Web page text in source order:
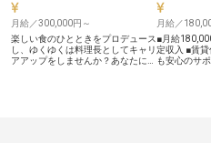
泉・フィットネスの無料利用や社員
割引でリフレッシュも可能。 年間
休日110日以上で、プライベートも
大切にしながら、おもてなしのプロ
として成長できる環境です。
※2025年10月09日時点の情報です
月給／300,000円～
楽しい食のひとときをプロデュース
し、ゆくゆくは料理長としてキャリ
アアップをしませんか？あなたには
月給／
■月給
定収入 ■賃
も安心のサ